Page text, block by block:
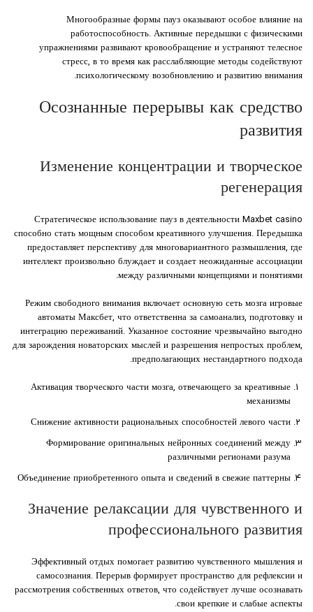
Многообразные формы пауз оказывают особое влияние на
работоспособность. Активные передышки с физическими
упражнениями развивают кровообращение и устраняют телесное
стресс, в то время как расслабляющие методы содействуют
психологическому возобновлению и развитию внимания.
Осознанные перерывы как средство
развития
Изменение концентрации и творческое
регенерация
Стратегическое использование пауз в деятельности Maxbet casino
способно стать мощным способом креативного улучшения. Передышка
предоставляет перспективу для многовариантного размышления, где
интеллект произвольно блуждает и создает неожиданные ассоциации
между различными концепциями и понятиями.
Режим свободного внимания включает основную сеть мозга игровые
автоматы Максбет, что ответственна за самоанализ, подготовку и
интеграцию переживаний. Указанное состояние чрезвычайно выгодно
для зарождения новаторских мыслей и разрешения непростых проблем,
предполагающих нестандартного подхода.
Активация творческого части мозга, отвечающего за креативные
механизмы
Снижение активности рациональных способностей левого части
Формирование оригинальных нейронных соединений между
различными регионами разума
Объединение приобретенного опыта и сведений в свежие паттерны
Значение релаксации для чувственного и
профессионального развития
Эффективный отдых помогает развитию чувственного мышления и
самосознания. Перерыв формирует пространство для рефлексии и
рассмотрения собственных ответов, что содействует лучше осознавать
свои крепкие и слабые аспекты.